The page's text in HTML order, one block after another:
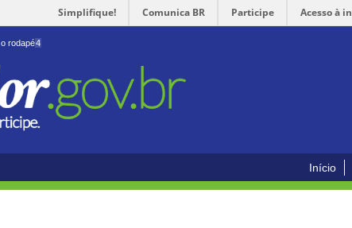
Simplifique! Comunica BR Participe Acesso à
rodapé4
Início